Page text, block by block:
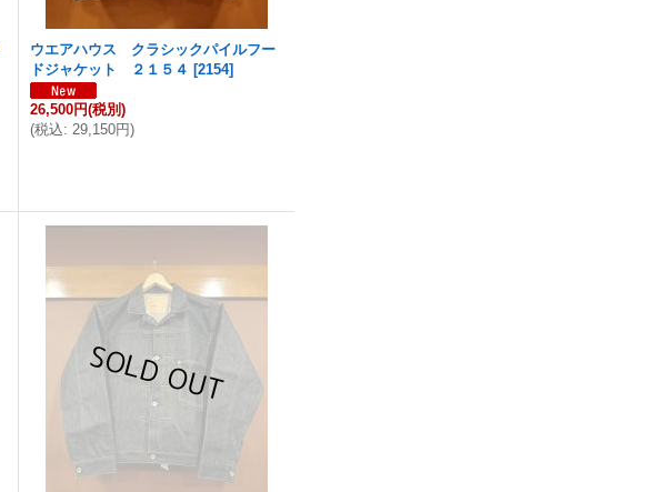
ウエアハウス クラシックパイルフー
ドジャケット ２１５４ [2154]
26,500円(税別)
(税込: 29,150円)